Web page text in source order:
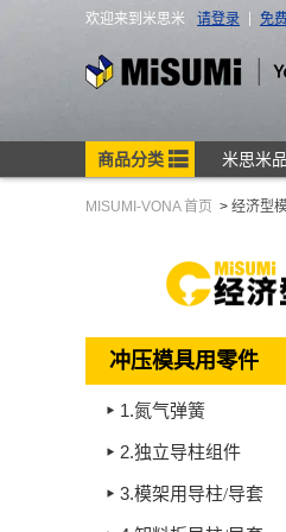
MISUMI-VONA 首页 > 经济型
冲压模具用零件
1.氮气弹簧
2.独立导柱组件
3.模架用导柱/导套